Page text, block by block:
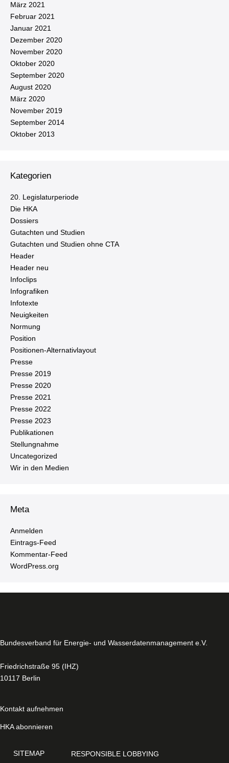
März 2021
Februar 2021
Januar 2021
Dezember 2020
November 2020
Oktober 2020
September 2020
August 2020
März 2020
November 2019
September 2014
Oktober 2013
Kategorien
20. Le­gis­la­tur­pe­ri­ode
Die HKA
Dossiers
Gutachten und Studien
Gutachten und Studien ohne CTA
Header
Header neu
Infoclips
In­fo­gra­fi­ken
Infotexte
Neu­ig­kei­ten
Normung
Position
Po­si­tio­nen-Al­ter­na­tiv­lay­out
Presse
Presse 2019
Presse 2020
Presse 2021
Presse 2022
Presse 2023
Pu­bli­ka­tio­nen
Stel­lung­nah­me
Un­ca­te­go­ri­zed
Wir in den Medien
Meta
Anmelden
Ein­trags-Feed
Kom­men­tar-Feed
WordPress.​org
Bun­des­ver­band für Energie- und Was­ser­da­ten­ma­nage­ment e.V.
Fried­rich­stra­ße 95 (IHZ)
10117 Berlin
Kontakt aufnehmen
HKA abonnieren
SITEMAP RE­S­PON­SI­BLE LOBBYING